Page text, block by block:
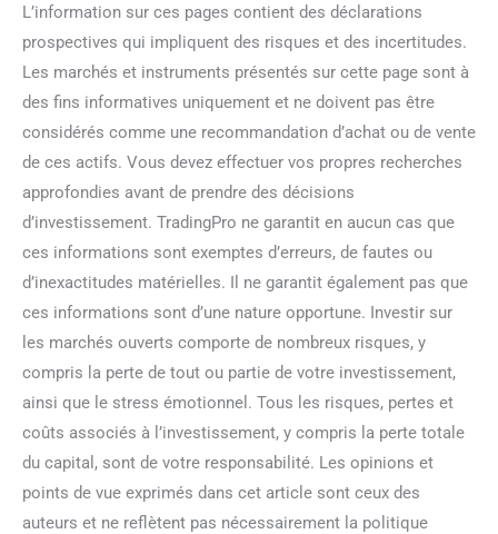
L’information sur ces pages contient des déclarations
prospectives qui impliquent des risques et des incertitudes.
Les marchés et instruments présentés sur cette page sont à
des fins informatives uniquement et ne doivent pas être
considérés comme une recommandation d’achat ou de vente
de ces actifs. Vous devez effectuer vos propres recherches
approfondies avant de prendre des décisions
d’investissement. TradingPro ne garantit en aucun cas que
ces informations sont exemptes d’erreurs, de fautes ou
d’inexactitudes matérielles. Il ne garantit également pas que
ces informations sont d’une nature opportune. Investir sur
les marchés ouverts comporte de nombreux risques, y
compris la perte de tout ou partie de votre investissement,
ainsi que le stress émotionnel. Tous les risques, pertes et
coûts associés à l’investissement, y compris la perte totale
du capital, sont de votre responsabilité. Les opinions et
points de vue exprimés dans cet article sont ceux des
auteurs et ne reflètent pas nécessairement la politique